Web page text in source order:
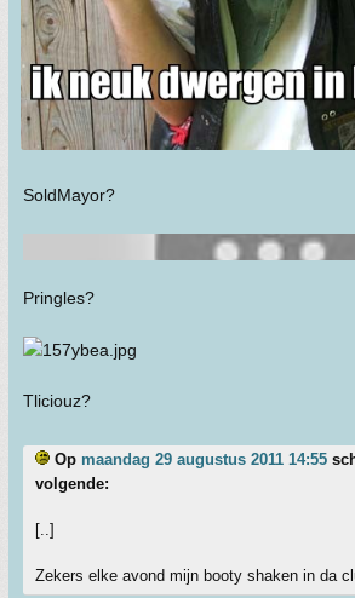
SoldMayor?
Pringles?
Tliciouz?
Op maandag 29 augustus 2011 14:55
volgende:
[..]
Zekers elke avond mijn booty shaken in da